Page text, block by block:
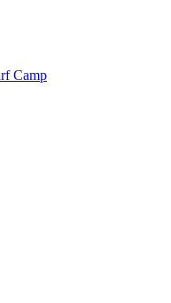
Camp